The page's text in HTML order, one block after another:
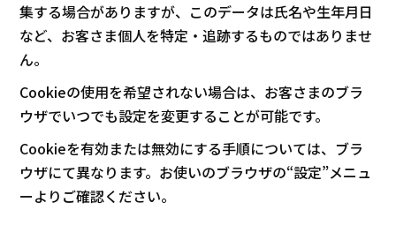
集する場合がありますが、このデータは氏名や生年月日
など、お客さま個人を特定・追跡するものではありませ
ん。
Cookieの使用を希望されない場合は、お客さまのブラ
ウザでいつでも設定を変更することが可能です。
Cookieを有効または無効にする手順については、ブラ
ウザにて異なります。お使いのブラウザの“設定”メニュ
ーよりご確認ください。